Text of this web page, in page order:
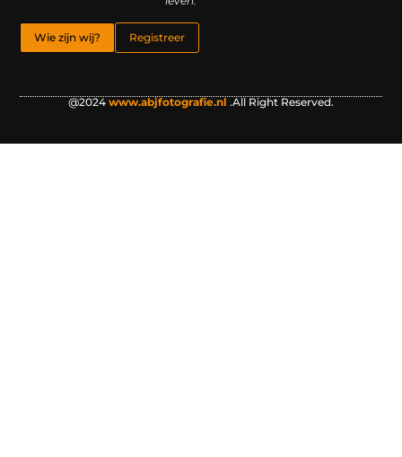
Wie zijn wij? Registreer
@2024 www.abjfotografie.nl .All Right Reserved.